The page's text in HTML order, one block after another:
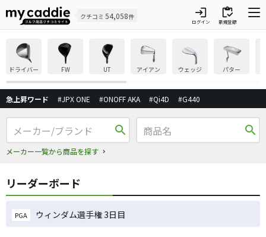
クチコミ 54,058件 login
ログイン
inventory
新規登録
ドライバー FW UT アイアン ウェッジ パター
急上昇ワード #JPX ONE #ONOFF AKA #Qi4D #G440
search
メーカー一覧から商品を探す
search
リーダーボード
PGA ウィンダム選手権 3日目